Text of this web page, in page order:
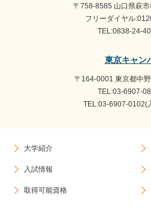
〒758-8585 山口県萩
フリーダイヤル
TEL:0838-24-
東京キャン
〒164-0001 東京都中
TEL:03-6907-
TEL:03-6907-0102(
大学紹介
入試情報
取得可能資格